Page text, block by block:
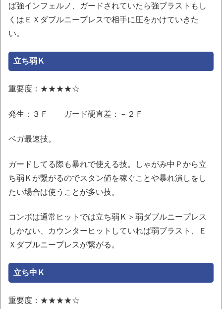
ば強インフェルノ、ガードされていたら強ブラストもし
くはＥＸダブルニープレスで相手に圧をかけていきた
い。
立ち弱Ｋ
重要度：★★★★☆
発生：３Ｆ ガード硬直差：－２Ｆ
ベガ最速技。
ガードしてる際も暴れで使える技。しゃがみ中Ｐから立
ち弱Ｋが繋がるのでスタン値を稼ぐことや暴れ潰しをし
たい場合は使うことが多い技。
コンボは通常ヒットでは立ち弱Ｋ＞弱ダブルニープレス
しかない、カウンターヒットしていれば弱ブラスト、Ｅ
Ｘダブルニープレスが繋がる。
立ち中Ｋ
重要度：★★★★☆